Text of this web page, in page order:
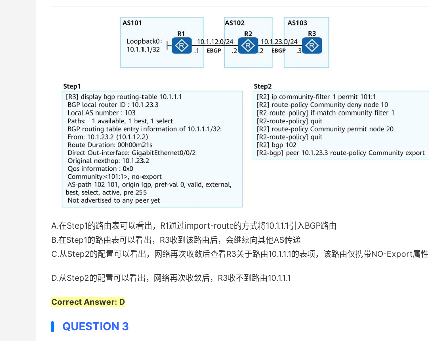
A.在Step1的路由表可以看出，R1通过import-route的方式将10.1.1.1引入BGP路由
B.在Step1的路由表可以看出，R3收到该路由后，会继续向其他AS传递
C.从Step2的配置可以看出，网络再次收敛后查看R3关于路由10.1.1.1的表项，该路由仅携带NO-Export属性
D.从Step2的配置可以看出，网络再次收敛后，R3收不到路由10.1.1.1
Correct Answer: D
QUESTION 3